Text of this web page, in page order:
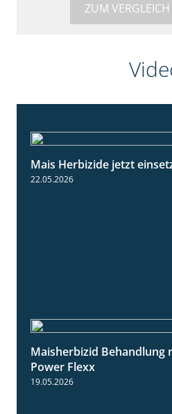
ZUM VERGLEICH
Mais Herbizide jetzt
22.05.2026
Maisherbizid Behandlung
Power Flexx
19.05.2026